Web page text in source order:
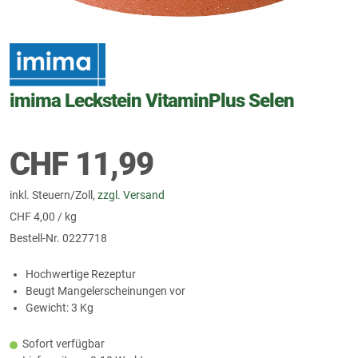
imima Leckstein VitaminPlus Selen
CHF11,99
inkl. Steuern/Zoll, zzgl. Versand
CHF4,00 / kg
Bestell-Nr. 0227718
Hochwertige Rezeptur
Beugt Mangelerscheinungen vor
Gewicht: 3 Kg
Sofort verfügbar